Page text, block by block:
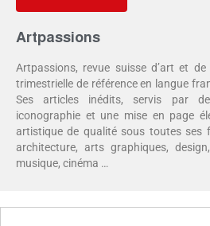
Artpassions
Artpassions, revue suisse d’art et
trimestrielle de référence en langue
Ses articles inédits, servis par
iconographie et une mise en page
artistique de qualité sous toutes ses
architecture, arts graphiques,
musique, cinéma …